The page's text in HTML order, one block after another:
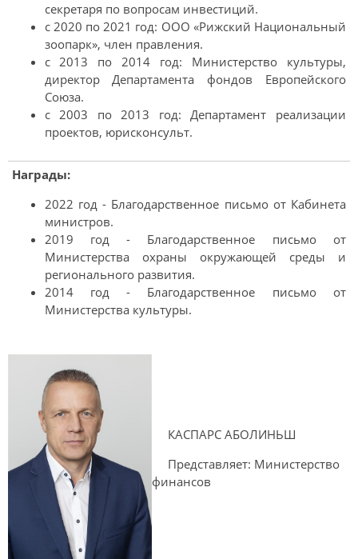
секретаря по вопросам инвестиций.
с 2020 по 2021 год: ООО «Рижский Национальный
зоопарк», член правления.
с 2013 по 2014 год: Министерство культуры,
директор Департамента фондов Европейского
Союза.
с 2003 по 2013 год: Департамент реализации
проектов, юрисконсульт.
Награды:
2022 год - Благодарственное письмо от Кабинета
министров.
2019 год - Благодарственное письмо от
Министерства охраны окружающей среды и
регионального развития.
2014 год - Благодарственное письмо от
Министерства культуры.
КАСПАРС АБОЛИНЬШ
Представляет: Министерство
финансов